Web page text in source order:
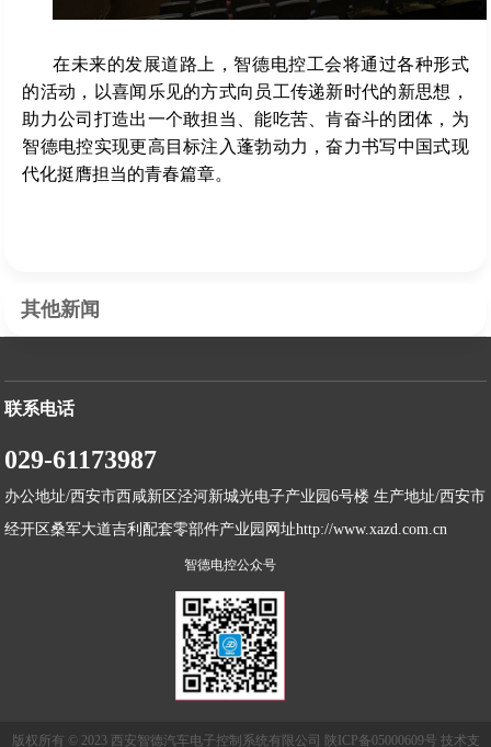
在未来的发展道路上，智德电控工会将通过各种形式
的活动，以喜闻乐见的方式向员工传递新时代的新思想，
助力公司打造出一个敢担当、能吃苦、肯奋斗的团体，为
智德电控实现更高目标注入蓬勃动力，奋力书写中国式现
代化挺膺担当的青春篇章。
其他新闻
联系电话
029-61173987
办公地址/西安市西咸新区泾河新城光电子产业园6号楼 生产地址/西安市
经开区桑军大道吉利配套零部件产业园网址http://www.xazd.com.cn
智德电控公众号
版权所有 © 2023 西安智德汽车电子控制系统有限公司 陕ICP备05000609号 技术支